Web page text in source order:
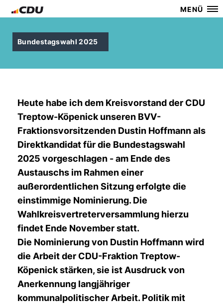
MENÜ
Bundestagswahl 2025
Heute habe ich dem Kreisvorstand der CDU
Treptow-Köpenick unseren BVV-
Fraktionsvorsitzenden Dustin Hoffmann als
Direktkandidat für die Bundestagswahl
2025 vorgeschlagen - am Ende des
Austauschs im Rahmen einer
außerordentlichen Sitzung erfolgte die
einstimmige Nominierung. Die
Wahlkreisvertreterversammlung hierzu
findet Ende November statt.
Die Nominierung von Dustin Hoffmann wird
die Arbeit der CDU-Fraktion Treptow-
Köpenick stärken, sie ist Ausdruck von
Anerkennung langjähriger
kommunalpolitischer Arbeit. Politik mit